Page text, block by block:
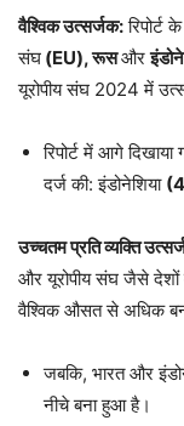
वैश्विक उत्सर्जक:रिपोर्ट
संघ (EU), रूसऔर
यूरोपीय संघ 2024 में
रिपोर्ट में आगे
दर्ज की: इंडोनेशिया
उच्चतम प्रति व्यक्ति
और यूरोपीय संघ जैसे देशों
वैश्विक औसत से अधिक
जबकि, भारत और
नीचे बना हुआ है।